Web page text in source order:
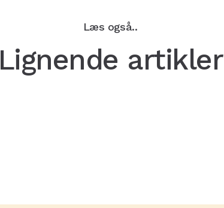
Læs også..
Lignende artikler